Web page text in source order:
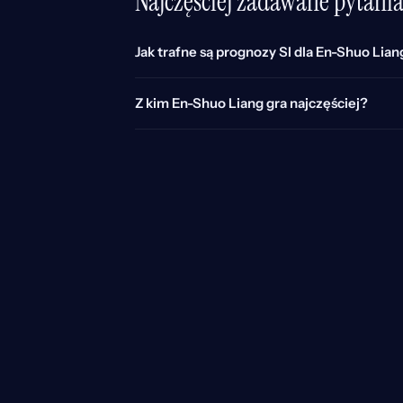
Jak trafne są prognozy SI dla En-Shuo
Z kim En-Shuo Liang gra najczęściej?